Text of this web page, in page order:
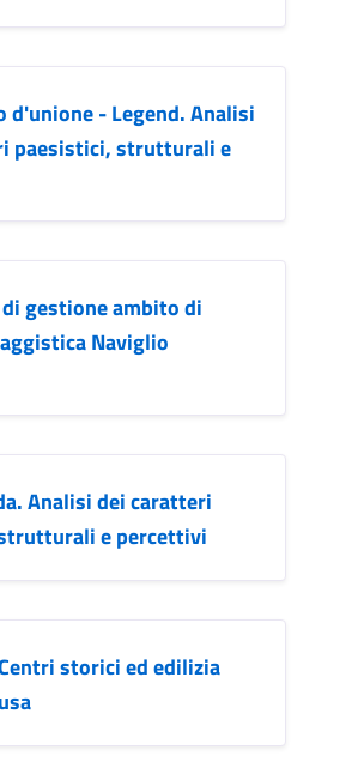
d'unione - Legend. Analisi
paesistici, strutturali e
gestione ambito di
Naviglio
Analisi dei caratteri
e percettivi
storici ed edilizia